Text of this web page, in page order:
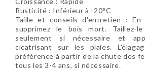
Rusticité : Inférieur à -20°C
Taille et conseils d'entretien : En
supprimez le bois mort. Taillez-
seulement si nécessaire et
cicatrisant sur les plaies.
préférence à partir de la chute des
tous les 3-4 ans, si nécessaire.